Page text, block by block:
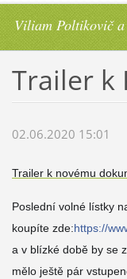
Viliam Poltikovič
Trailer k
02.06.2020 15:01
Trailer k novému
Poslední volné lístky
koupíte zde:https://
a v blízké době by se
mělo ještě pár